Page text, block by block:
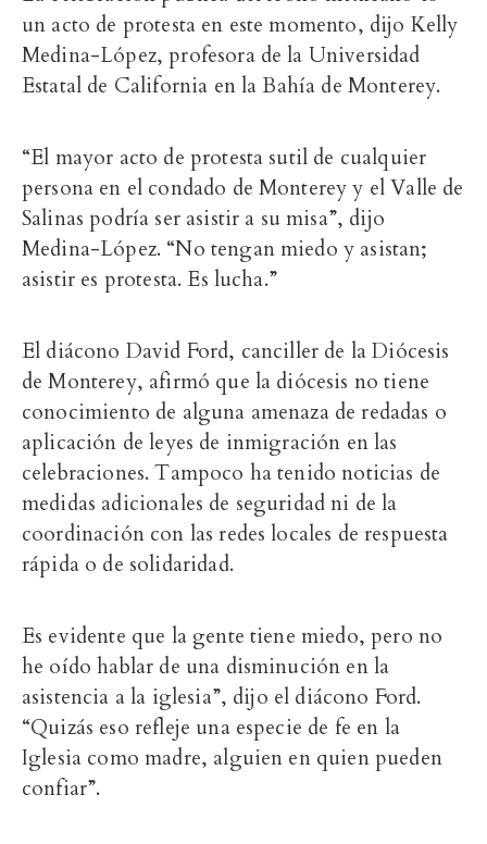
un acto de protesta en este momento, dijo Kelly
Medina-López, profesora de la Universidad
Estatal de California en la Bahía de Monterey.
“El mayor acto de protesta sutil de cualquier
persona en el condado de Monterey y el Valle de
Salinas podría ser asistir a su misa”, dijo
Medina-López. “No tengan miedo y asistan;
asistir es protesta. Es lucha.”
El diácono David Ford, canciller de la Diócesis
de Monterey, afirmó que la diócesis no tiene
conocimiento de alguna amenaza de redadas o
aplicación de leyes de inmigración en las
celebraciones. Tampoco ha tenido noticias de
medidas adicionales de seguridad ni de la
coordinación con las redes locales de respuesta
rápida o de solidaridad.
Es evidente que la gente tiene miedo, pero no
he oído hablar de una disminución en la
asistencia a la iglesia”, dijo el diácono Ford.
“Quizás eso refleje una especie de fe en la
Iglesia como madre, alguien en quien pueden
confiar”.